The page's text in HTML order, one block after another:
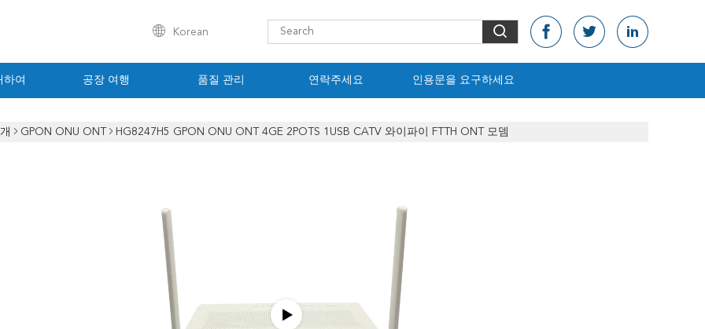
Korean
하여 공장 여행 품질 관리 연락주세요 인용문을 요구하세요
GPON ONU ONT HG8247H5 GPON ONU ONT 4GE 2POTS 1USB CATV 와이파이 FTTH ONT 모뎀